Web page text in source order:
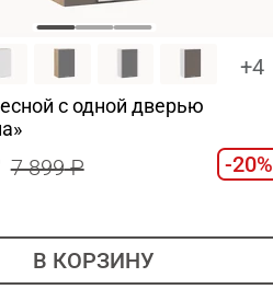
+4
c одной дверью
7 899 -20%
В КОРЗИНУ